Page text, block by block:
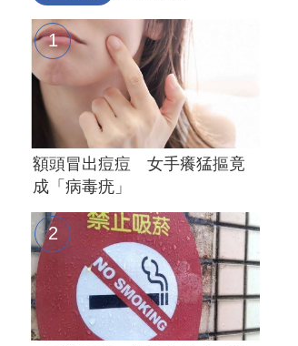
額頭冒出痘痘 女手癢猛摳竟
成「病毒疣」